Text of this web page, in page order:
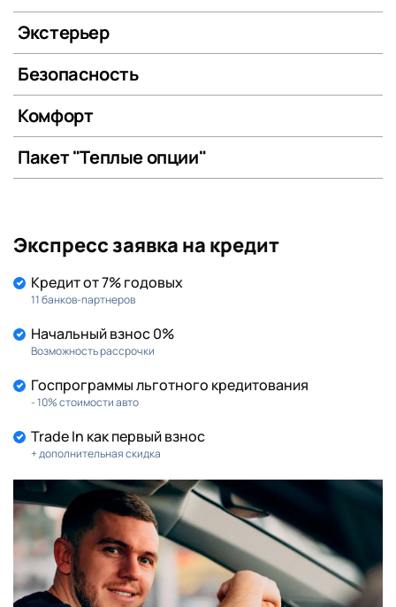
Экстерьер
Безопасность
Комфорт
Пакет "Теплые опции"
Экспресс заявка на кредит
Кредит от 7% годовых
11 банков-партнеров
Начальный взнос 0%
Возможность рассрочки
Госпрограммы льготного кредитования
- 10% стоимости авто
Trade In как первый взнос
+ дополнительная скидка